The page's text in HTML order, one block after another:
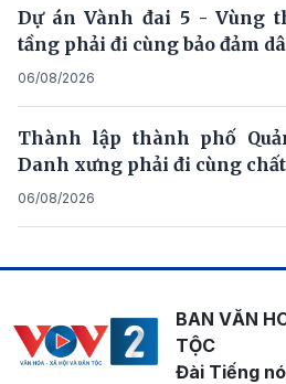
Dự án Vành đai 5 - Vùng
tầng phải đi cùng bảo đảm
06/08/2026
Thành lập thành phố
Danh xưng phải đi cùng
06/08/2026
BAN VĂN
TỘC
Đài Tiếng